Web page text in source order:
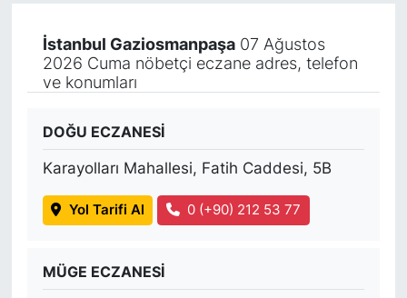
İstanbul Gaziosmanpaşa07 Ağustos
2026 Cuma nöbetçi eczane adres, telefon
ve konumları
DOĞU ECZANESİ
Karayolları Mahallesi, Fatih Caddesi, 5B
Yol Tarifi Al 0 (+90) 212 53 77
MÜGE ECZANESİ